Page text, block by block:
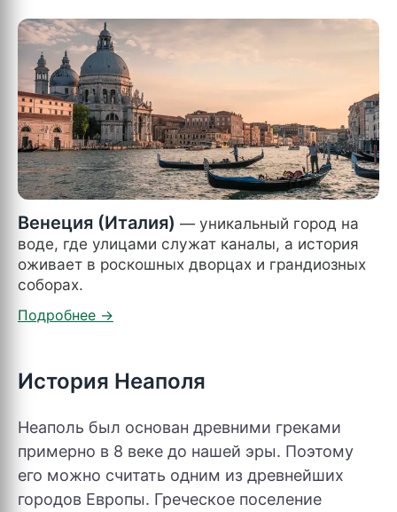
Венеция (Италия) — уникальный город на
воде, где улицами служат каналы, а история
оживает в роскошных дворцах и грандиозных
соборах.
История Неаполя
Неаполь был основан древними греками
примерно в 8 веке до нашей эры. Поэтому
его можно считать одним из древнейших
городов Европы. Греческое поселение